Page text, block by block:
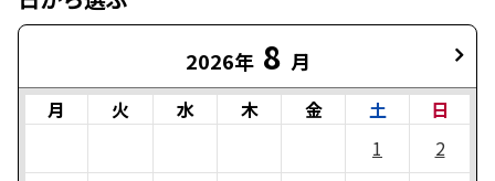
2026年 8 月
月 火 水 木 金 土
日
1
2